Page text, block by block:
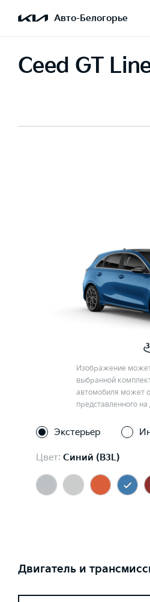
Авто-Белогорье
Ceed GT
Изображение может
выбранной
автомобиля может
представленного
Экстерьер
Цвет: Синий (B3L)
Двигатель и